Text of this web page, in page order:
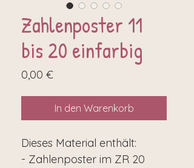
Zahlenposter 11
bis 20 einfarbig
0,00 €Preis
In den Warenkorb
Dieses Material enthält:
- Zahlenposter im ZR 20